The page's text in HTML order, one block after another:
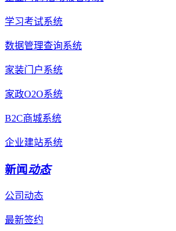
学习考试系统
数据管理查询系统
家装门户系统
家政O2O系统
B2C商城系统
企业建站系统
新闻动态
公司动态
最新签约